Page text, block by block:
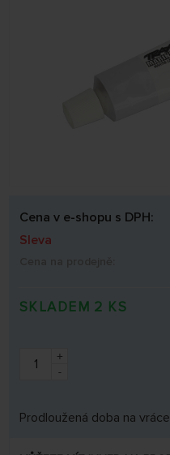
Cena v e-shopu s DPH:
Sleva
SKLADEM 2 KS
+
-
Prodloužená doba na